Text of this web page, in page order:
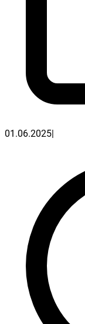
01.06.2025